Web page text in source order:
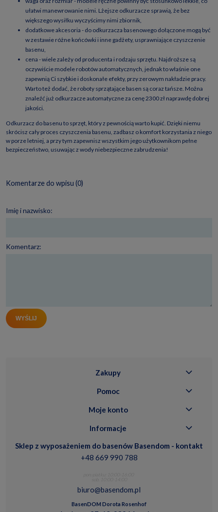
ułatwi manewrowanie nimi. Lżejsze odkurzacze sprawią, że bez
większego wysiłku wyczyścimy nimi zbiornik,
dodatkowe akcesoria - do odkurzacza basenowego dołączone mogą być
w zestawie różne końcówki i inne gadżety, usprawniające czyszczenie
basenu,
cena - wiele zależy od producenta i rodzaju sprzętu. Najdroższe są
oczywiście modele robotów automatycznych, jednak to właśnie one
zapewnią Ci szybkie i doskonałe efekty, przy zerowym nakładzie pracy.
Warto też dodać, że roboty sprzątające basen są coraz tańsze. Można
znaleźć już odkurzacze automatyczne za cenę 2300 zł naprawdę dobrej
jakości.
Odkurzacz do basenu to sprzęt, który z pewnością warto kupić. Dzięki niemu
skrócisz cały proces czyszczenia basenu, zadbasz o komfort korzystania z niego
w porze letniej, a przy tym zapewnisz wszystkim jego użytkownikom pełne
bezpieczeństwo, usuwając z wody niebezpieczne zabrudzenia!
Komentarze do wpisu (0)
Imię i nazwisko:
Komentarz:
WYŚLIJ
Zakupy
Pomoc
Moje konto
Informacje
Sklep z wyposażeniem do basenów Basendom - kontakt
+48 669 990 788
biuro@basendom.pl
BasenDOM Dorota Rosenhof